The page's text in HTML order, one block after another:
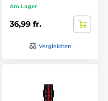
Am Lager
36,99 fr.
Vergleichen